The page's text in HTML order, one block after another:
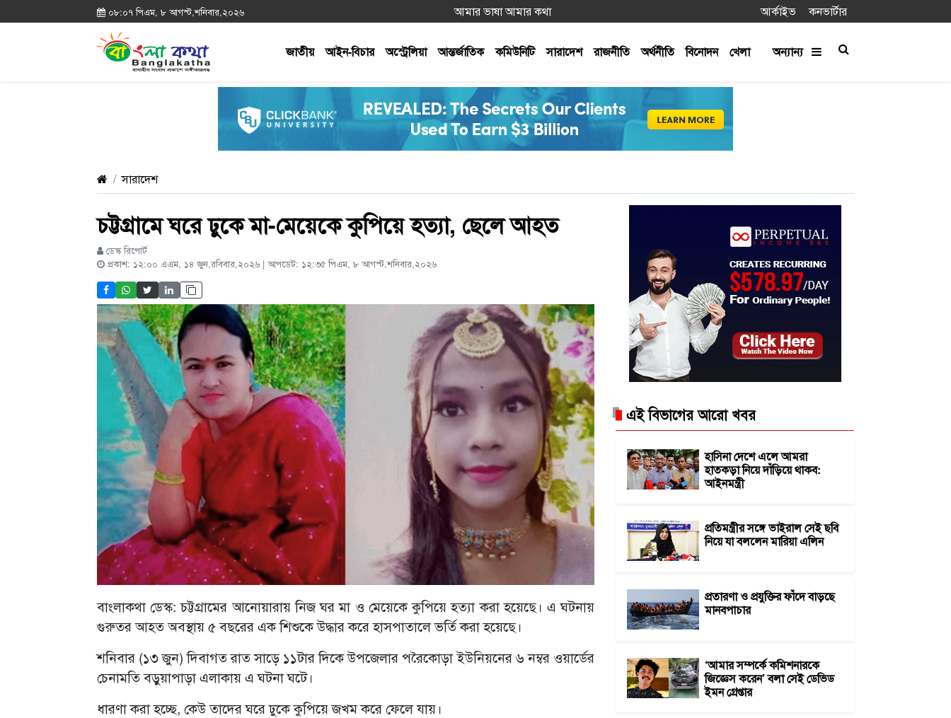
০৮:০৭ পিএম, ৮ আগস্ট,শনিবার,২০২৬ আমার ভাষা আমার কথা আর্কাইভ কনভার্টার
জাতীয় আইন-বিচার অস্ট্রেলিয়া আন্তর্জাতিক কমিউনিটি সারাদেশ রাজনীতি অর্থনীতি বিনোদন খেলা অন্যান্য
সারাদেশ
চট্টগ্রামে ঘরে ঢুকে মা-মেয়েকে কুপিয়ে হত্যা, ছেলে আহত
ডেস্ক রিপোর্ট
প্রকাশ: ১২:০০ এএম, ১৪ জুন,রবিবার,২০২৬ | আপডেট: ১২:৩৫ পিএম, ৮ আগস্ট,শনিবার,২০২৬
বাংলাকথা ডেস্ক: চট্টগ্রামের আনোয়ারায় নিজ ঘর মা ও মেয়েকে কুপিয়ে হত্যা করা হয়েছে। এ ঘটনায়
গুরুতর আহত অবস্থায় ৫ বছরের এক শিশুকে উদ্ধার করে হাসপাতালে ভর্তি করা হয়েছে।
শনিবার (১৩ জুন) দিবাগত রাত সাড়ে ১১টার দিকে উপজেলার পরৈকোড়া ইউনিয়নের ৬ নম্বর ওয়ার্ডের
চেনামতি বড়ুয়াপাড়া এলাকায় এ ঘটনা ঘটে।
ধারণা করা হচ্ছে, কেউ তাদের ঘরে ঢুকে কুপিয়ে জখম করে ফেলে যায়।
এই বিভাগের আরো খবর
হাসিনা দেশে এলে আমরা
হাতকড়া নিয়ে দাঁড়িয়ে থাকব:
আইনমন্ত্রী
প্রতিমন্ত্রীর সঙ্গে ভাইরাল সেই ছবি
নিয়ে যা বললেন মারিয়া এলিন
প্রতারণা ও প্রযুক্তির ফাঁদে বাড়ছে
মানবপাচার
‘আমার সম্পর্কে কমিশনারকে
জিজ্ঞেস করেন’ বলা সেই ডেভিড
ইমন গ্রেপ্তার